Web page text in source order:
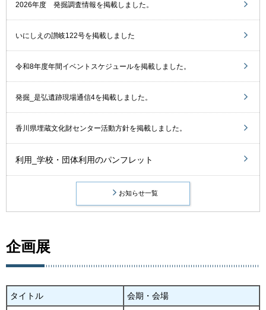
2026年度 発掘調査情報を掲載しました。
いにしえの讃岐122号を掲載しました
令和8年度年間イベントスケジュールを掲載しました。
発掘_是弘遺跡現場通信4を掲載しました。
香川県埋蔵文化財センター活動方針を掲載しました。
利用_学校・団体利用のパンフレット
お知らせ一覧
企画展
タイトル 会期・会場